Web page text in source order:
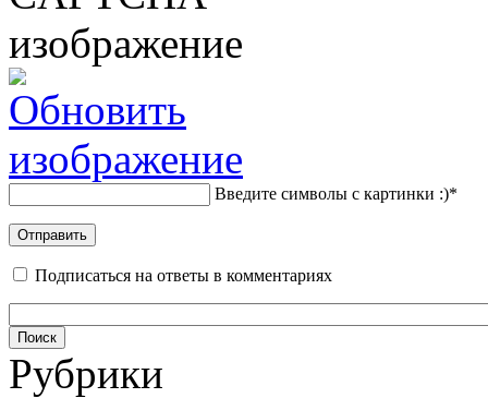
Введите символы с картинки :)*
Подписаться на ответы в комментариях
Рубрики